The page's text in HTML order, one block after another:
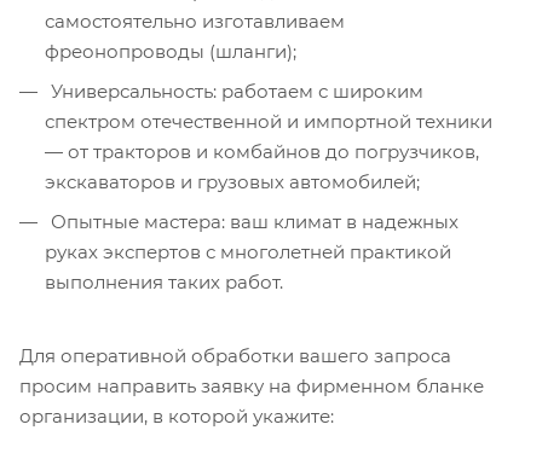
самостоятельно изготавливаем
фреонопроводы (шланги);
Универсальность: работаем с широким
спектром отечественной и импортной техники
— от тракторов и комбайнов до погрузчиков,
экскаваторов и грузовых автомобилей;
Опытные мастера: ваш климат в надежных
руках экспертов с многолетней практикой
выполнения таких работ.
Для оперативной обработки вашего запроса
просим направить заявку на фирменном бланке
организации, в которой укажите: